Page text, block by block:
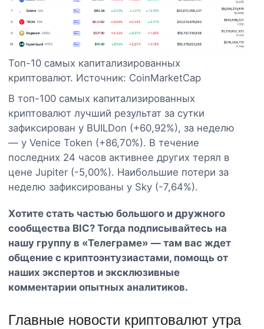
Топ-10 самых капитализированных
криптовалют. Источник: CoinMarketCap
В топ-100 самых капитализированных
криптовалют лучший результат за сутки
зафиксирован у BUILDon (+60,92%), за неделю
— у Venice Token (+86,70%). В течение
последних 24 часов активнее других терял в
цене Jupiter (-5,00%). Наибольшие потери за
неделю зафиксированы у Sky (-7,64%).
Хотите стать частью большого и дружного
сообщества BIC? Тогда подписывайтесь на
нашу группу в «Телеграме» — там вас ждет
общение с криптоэнтузиастами, помощь от
наших экспертов и эксклюзивные
комментарии опытных аналитиков.
Главные новости криптовалют утра